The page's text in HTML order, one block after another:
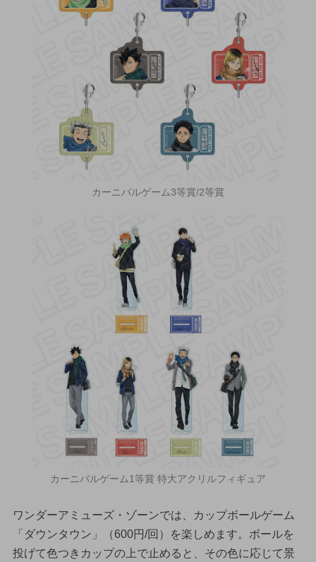
カーニバルゲーム3等賞/2等賞
カーニバルゲーム1等賞 特大アクリルフィギュア
ワンダーアミューズ・ゾーンでは、カップボールゲーム
「ダウンタウン」（600円/回）を楽しめます。ボールを
投げて色つきカップの上で止めると、その色に応じて景